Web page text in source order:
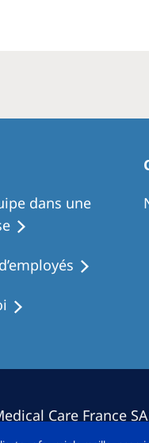
dans une
Care France